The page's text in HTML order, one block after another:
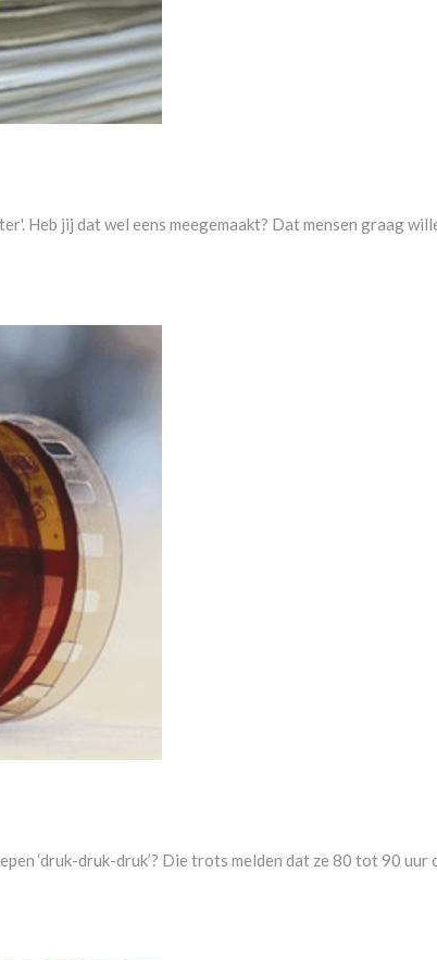
Heb jij dat wel eens meegemaakt? Dat mensen graag
‘druk-druk-druk’? Die trots melden dat ze 80 tot 90 uur